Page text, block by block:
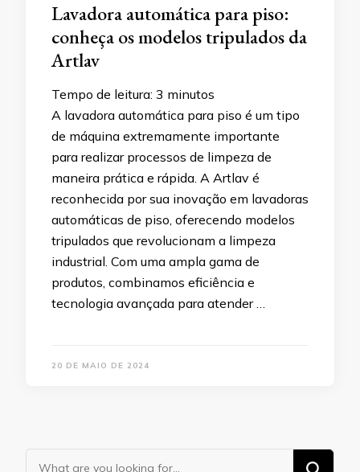
Lavadora automática para piso:
conheça os modelos tripulados da
Artlav
Tempo de leitura: 3 minutos
A lavadora automática para piso é um tipo
de máquina extremamente importante
para realizar processos de limpeza de
maneira prática e rápida. A Artlav é
reconhecida por sua inovação em lavadoras
automáticas de piso, oferecendo modelos
tripulados que revolucionam a limpeza
industrial. Com uma ampla gama de
produtos, combinamos eficiência e
tecnologia avançada para atender …
20 DE MAIO DE 2024
Looking